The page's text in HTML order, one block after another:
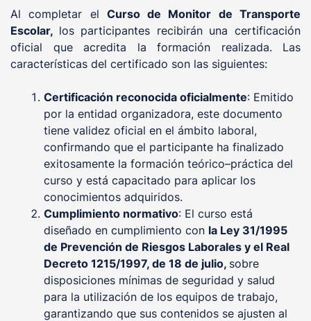
Al completar el Curso de Monitor de Transporte
Escolar, los participantes recibirán una certificación
oficial que acredita la formación realizada. Las
características del certificado son las siguientes:
Certificación reconocida oficialmente: Emitido
por la entidad organizadora, este documento
tiene validez oficial en el ámbito laboral,
confirmando que el participante ha finalizado
exitosamente la formación teórico–práctica del
curso y está capacitado para aplicar los
conocimientos adquiridos.
Cumplimiento normativo: El curso está
diseñado en cumplimiento con la Ley 31/1995
de Prevención de Riesgos Laborales y el Real
Decreto 1215/1997, de 18 de julio, sobre
disposiciones mínimas de seguridad y salud
para la utilización de los equipos de trabajo,
garantizando que sus contenidos se ajusten al